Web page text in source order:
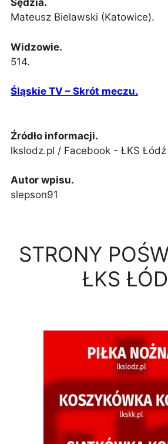
Sędzia.
Mateusz Bielawski (Katowice).
Widzowie.
514.
Śląskie TV – Skrót meczu.
Źródło informacji.
lkslodz.pl / Facebook - ŁKS Łódź
Autor wpisu.
slepson91
STRONY
ŁKS